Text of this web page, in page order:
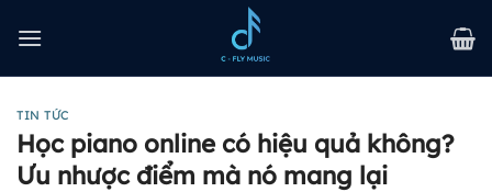
qua
TIN TỨC
Học piano online có hiệu quả không?
Ưu nhược điểm mà nó mang lại